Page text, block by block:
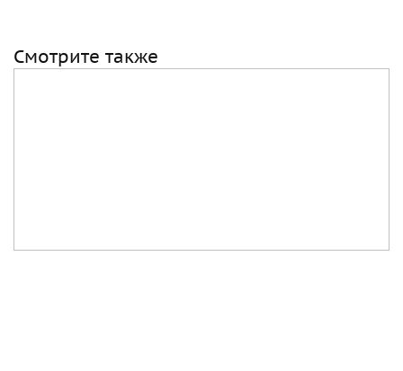
Смотрите также